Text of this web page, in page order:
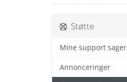
Støtte
Mine support sager
Annonceringer